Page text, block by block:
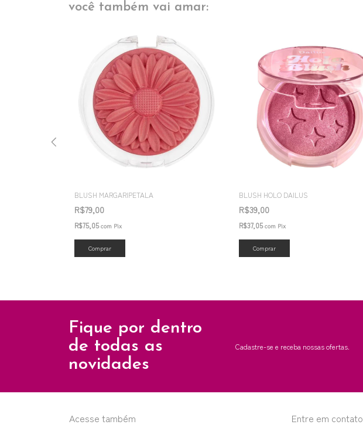
você também vai amar:
BLUSH MARGARIPETALA
R$79,00
R$75,05com Pix
Comprar
BLUSH HOLO DAILUS
R$39,00
R$37,05com Pix
Comprar
Fique por dentro
de todas as
novidades
Cadastre-se e receba nossas ofertas.
Acesse também Entre em contato